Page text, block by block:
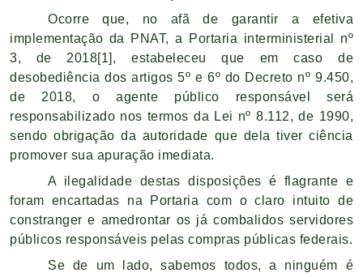
Ocorre que, no afã de garantir a efetiva
implementação da PNAT, a Portaria interministerial nº
3, de 2018[1] , estabeleceu que em caso de
desobediência dos artigos 5º e 6º do Decreto nº 9.450,
de 2018, o agente público responsável será
responsabilizado nos termos da Lei nº 8.112, de 1990,
sendo obrigação da autoridade que dela tiver ciência
promover sua apuração imediata.
A ilegalidade destas disposições é flagrante e
foram encartadas na Portaria com o claro intuito de
constranger e amedrontar os já combalidos servidores
públicos responsáveis pelas compras públicas federais.
Se de um lado, sabemos todos, a ninguém é